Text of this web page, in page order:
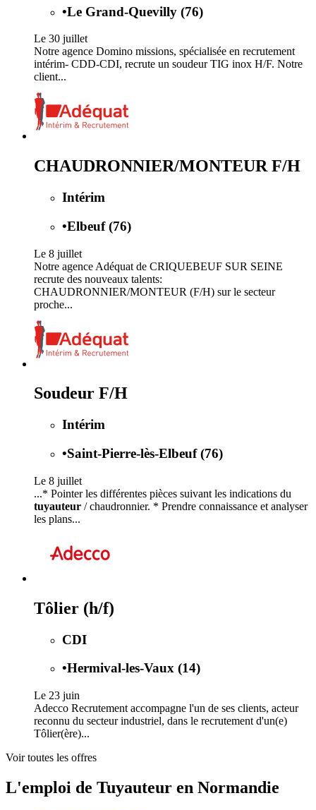
•Le Grand-Quevilly (76)
Le 30 juillet
Notre agence Domino missions, spécialisée en recrutement
intérim- CDD-CDI, recrute un soudeur TIG inox H/F. Notre
client...
CHAUDRONNIER/MONTEUR F/H
Intérim
•Elbeuf (76)
Le 8 juillet
Notre agence Adéquat de CRIQUEBEUF SUR SEINE
recrute des nouveaux talents:
CHAUDRONNIER/MONTEUR (F/H) sur le secteur
proche...
Soudeur F/H
Intérim
•Saint-Pierre-lès-Elbeuf (76)
Le 8 juillet
...* Pointer les différentes pièces suivant les indications du
tuyauteur / chaudronnier. * Prendre connaissance et analyser
les plans...
Tôlier (h/f)
CDI
•Hermival-les-Vaux (14)
Le 23 juin
Adecco Recrutement accompagne l'un de ses clients, acteur
reconnu du secteur industriel, dans le recrutement d'un(e)
Tôlier(ère)...
Voir toutes les offres
L'emploi de Tuyauteur en Normandie